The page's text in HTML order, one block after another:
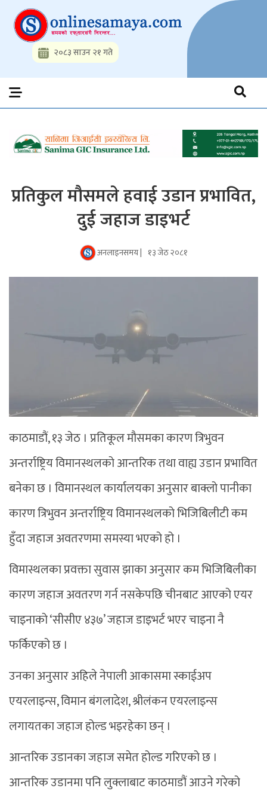
content
Onlinesamaya.com
Nepal News Portal, Business, Hot News, Interview, Opinions,
Politics, Science, Technology, Social, Media, Sports, Youth, Model
Watch, Movies
२०८३ साउन २१ गते
प्रतिकुल मौसमले हवाई उडान प्रभावित,
दुई जहाज डाइभर्ट
अनलाइनसमय | १३ जेठ २०८१
काठमाडौं, १३ जेठ । प्रतिकूल मौसमका कारण त्रिभुवन
अन्तर्राष्ट्रिय विमानस्थलको आन्तरिक तथा वाह्य उडान प्रभावित
बनेका छ । विमानस्थल कार्यालयका अनुसार बाक्लो पानीका
कारण त्रिभुवन अन्तर्राष्ट्रिय विमानस्थलको भिजिबिलीटी कम
हुँदा जहाज अवतरणमा समस्या भएको हो ।
विमास्थलका प्रवक्ता सुवास झाका अनुसार कम भिजिबिलीका
कारण जहाज अवतरण गर्न नसकेपछि चीनबाट आएको एयर
चाइनाको ‘सीसीए ४३७’ जहाज डाइभर्ट भएर चाइना नै
फर्किएको छ ।
उनका अनुसार अहिले नेपाली आकासमा स्काईअप
एयरलाइन्स, विमान बंगलादेश, श्रीलंकन एयरलाइन्स
लगायतका जहाज होल्ड भइरहेका छन् ।
आन्तरिक उडानका जहाज समेत होल्ड गरिएको छ ।
आन्तरिक उडानमा पनि लुक्लाबाट काठमाडौं आउने गरेको